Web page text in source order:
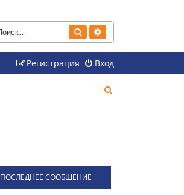
Поиск
Вход
Регистрация
ПОСЛЕДНЕЕ СООБЩЕНИЕ